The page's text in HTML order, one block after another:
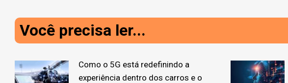
Você precisa ler...
Como o 5G está redefinindo a
experiência dentro dos carros e o